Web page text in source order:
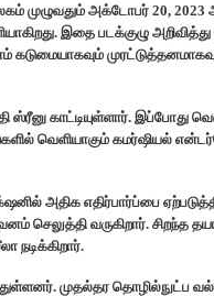
அக்டோபர் 20, 2023
இதை படக்குழு
கடுமையாகவும்
காட்டியுள்ளார். இப்போது
வெளியாகும் கமர்ஷியல்
அதிக எதிர்பார்ப்பை
செலுத்தி வருகிறார். சிறந்த
நடிக்கிறார்.
முதல்தர தொழில்நுட்ப